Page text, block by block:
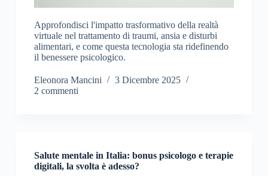
Approfondisci l'impatto trasformativo della realtà
virtuale nel trattamento di traumi, ansia e disturbi
alimentari, e come questa tecnologia sta ridefinendo
il benessere psicologico.
Eleonora Mancini
3 Dicembre 2025
2 commenti
Salute mentale in Italia: bonus psicologo e terapie
digitali, la svolta è adesso?